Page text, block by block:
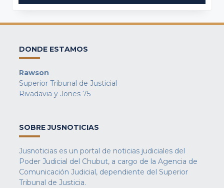
DONDE ESTAMOS
Rawson
Superior Tribunal de Justicial
Rivadavia y Jones 75
SOBRE JUSNOTICIAS
Jusnoticias es un portal de noticias judiciales del
Poder Judicial del Chubut, a cargo de la Agencia de
Comunicación Judicial, dependiente del Superior
Tribunal de Justicia.